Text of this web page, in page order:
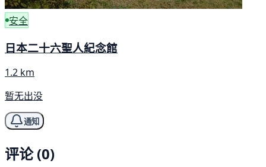
安全
日本二十六聖人紀念館
1.2 km
暂无出没
通知
评论 (0)